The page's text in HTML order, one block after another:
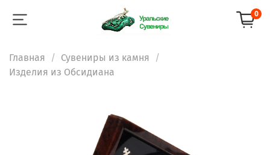
0
Главная
Сувениры из камня
Изделия из Обсидиана